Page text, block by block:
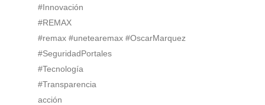
#Innovación
#REMAX
#remax #unetearemax #OscarMarquez
#SeguridadPortales
#Tecnología
#Transparencia
acción